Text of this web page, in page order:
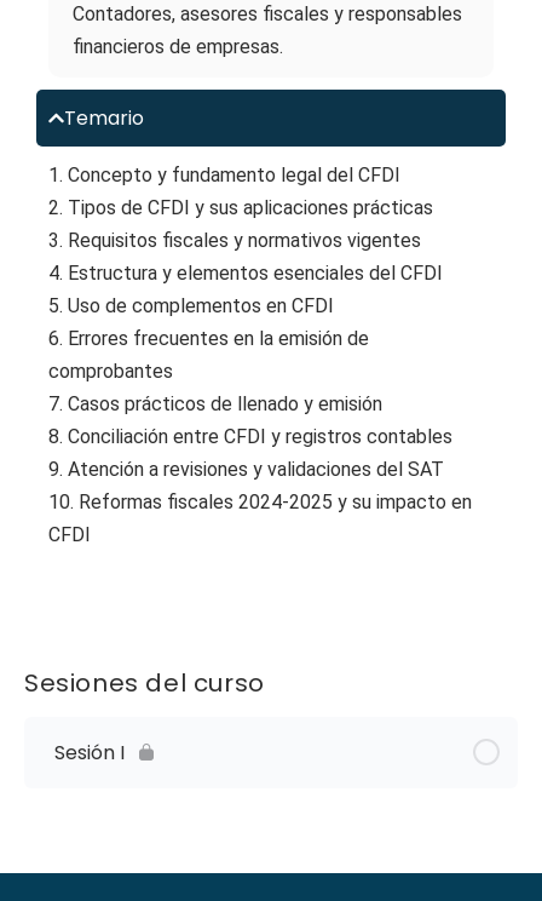
Contadores, asesores fiscales y responsables
financieros de empresas.
Temario
1. Concepto y fundamento legal del CFDI
2. Tipos de CFDI y sus aplicaciones prácticas
3. Requisitos fiscales y normativos vigentes
4. Estructura y elementos esenciales del CFDI
5. Uso de complementos en CFDI
6. Errores frecuentes en la emisión de
comprobantes
7. Casos prácticos de llenado y emisión
8. Conciliación entre CFDI y registros contables
9. Atención a revisiones y validaciones del SAT
10. Reformas fiscales 2024-2025 y su impacto en
CFDI
Sesiones del curso
Sesión I